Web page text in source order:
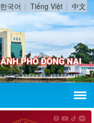
한국어 Tiếng Việt 中文